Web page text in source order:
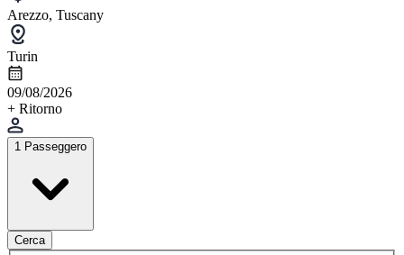
Arezzo, Tuscany
Turin
09/08/2026
+ Ritorno
1 Passeggero
Cerca